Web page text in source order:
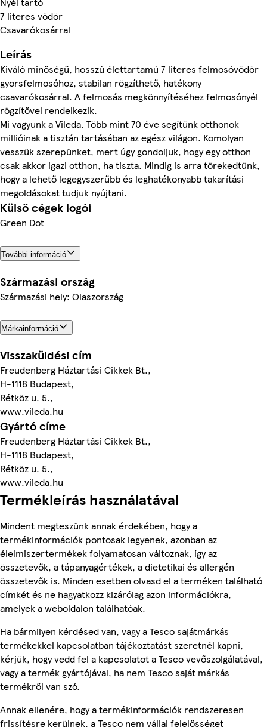
7 literes vödör
Csavarókosárral
Leírás
Kiváló minőségű, hosszú élettartamú 7 literes felmosóvödör
gyorsfelmosóhoz, stabilan rögzíthető, hatékony
csavarókosárral. A felmosás megkönnyítéséhez felmosónyél
rögzítővel rendelkezik.
Mi vagyunk a Vileda. Több mint 70 éve segítünk otthonok
millióinak a tisztán tartásában az egész világon. Komolyan
vesszük szerepünket, mert úgy gondoljuk, hogy egy otthon
csak akkor igazi otthon, ha tiszta. Mindig is arra törekedtünk,
hogy a lehető legegyszerűbb és leghatékonyabb takarítási
megoldásokat tudjuk nyújtani.
Külső cégek logói
Green Dot
További információ
Származási ország
Származási hely: Olaszország
Márkainformáció
Visszaküldési cím
Freudenberg Háztartási Cikkek Bt.,
H-1118 Budapest,
Rétköz u. 5.,
www.vileda.hu
Gyártó címe
Freudenberg Háztartási Cikkek Bt.,
H-1118 Budapest,
Rétköz u. 5.,
www.vileda.hu
Termékleírás használatával
Mindent megteszünk annak érdekében, hogy a
termékinformációk pontosak legyenek, azonban az
élelmiszertermékek folyamatosan változnak, így az
összetevők, a tápanyagértékek, a dietetikai és allergén
összetevők is. Minden esetben olvasd el a terméken található
címkét és ne hagyatkozz kizárólag azon információkra,
amelyek a weboldalon találhatóak.
Ha bármilyen kérdésed van, vagy a Tesco sajátmárkás
termékekkel kapcsolatban tájékoztatást szeretnél kapni,
kérjük, hogy vedd fel a kapcsolatot a Tesco vevőszolgálatával,
vagy a termék gyártójával, ha nem Tesco saját márkás
termékről van szó.
Annak ellenére, hogy a termékinformációk rendszeresen
frissítésre kerülnek, a Tesco nem vállal felelősséget